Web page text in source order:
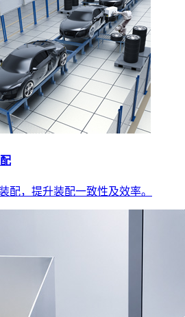
配，提升装配一致性及效率。